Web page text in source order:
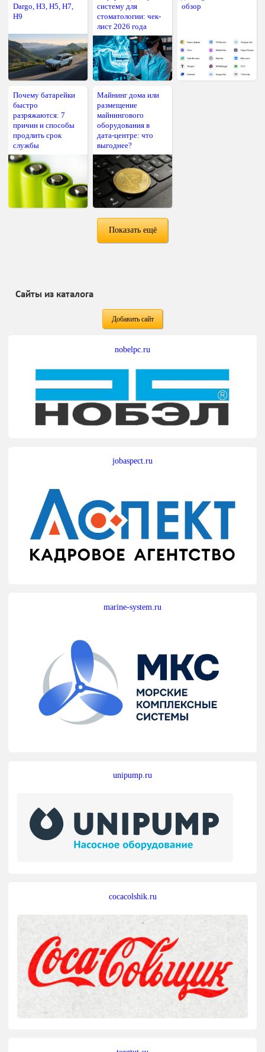
Dargo, H3, H5, H7,
H9
систему для
стоматологии: чек-
лист 2026 года
обзор
Почему батарейки
быстро
разряжаются: 7
причин и способы
продлить срок
службы
Майнинг дома или
размещение
майнингового
оборудования в
дата-центре: что
выгоднее?
Показать ещё
Сайты из каталога
Добавить сайт
nobelpc.ru
jobaspect.ru
marine-system.ru
unipump.ru
cocacolshik.ru